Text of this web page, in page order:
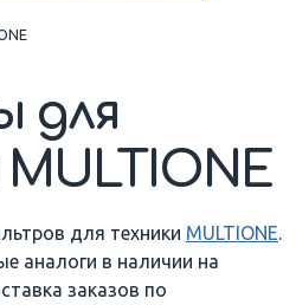
для
для техники MULTIONE.
аналоги в наличии на
заказов по